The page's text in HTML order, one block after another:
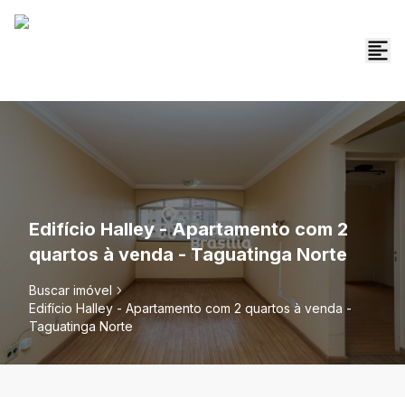
Edifício Halley - Apartamento com 2
quartos à venda - Taguatinga Norte
Buscar imóvel
Edifício Halley - Apartamento com 2 quartos à venda -
Taguatinga Norte